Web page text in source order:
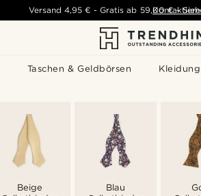
Taschen & Geldbörsen
Versand 4,95 € -Gratis ab 59,00 € -
Beige
Blau